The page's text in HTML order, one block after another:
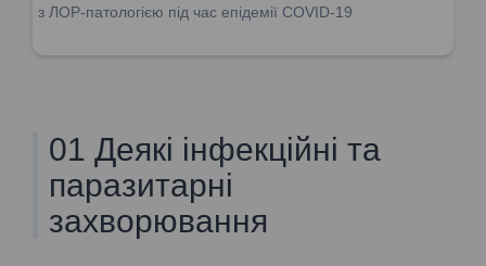
з ЛОР-патологією під час епідемії COVID-19
01 Деякі інфекційні та
паразитарні
захворювання